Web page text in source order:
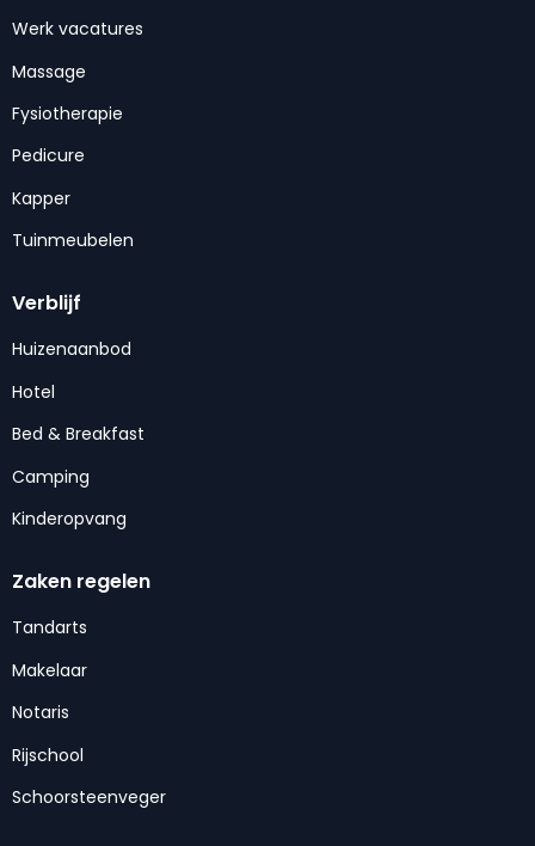
Werk vacatures
Massage
Fysiotherapie
Pedicure
Kapper
Tuinmeubelen
Verblijf
Huizenaanbod
Hotel
Bed & Breakfast
Camping
Kinderopvang
Zaken regelen
Tandarts
Makelaar
Notaris
Rijschool
Schoorsteenveger